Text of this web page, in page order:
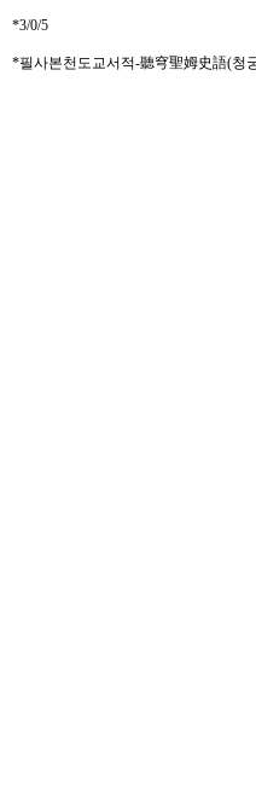
*3/0/5
*필사본천도교서적-聽穹聖姆史語(청